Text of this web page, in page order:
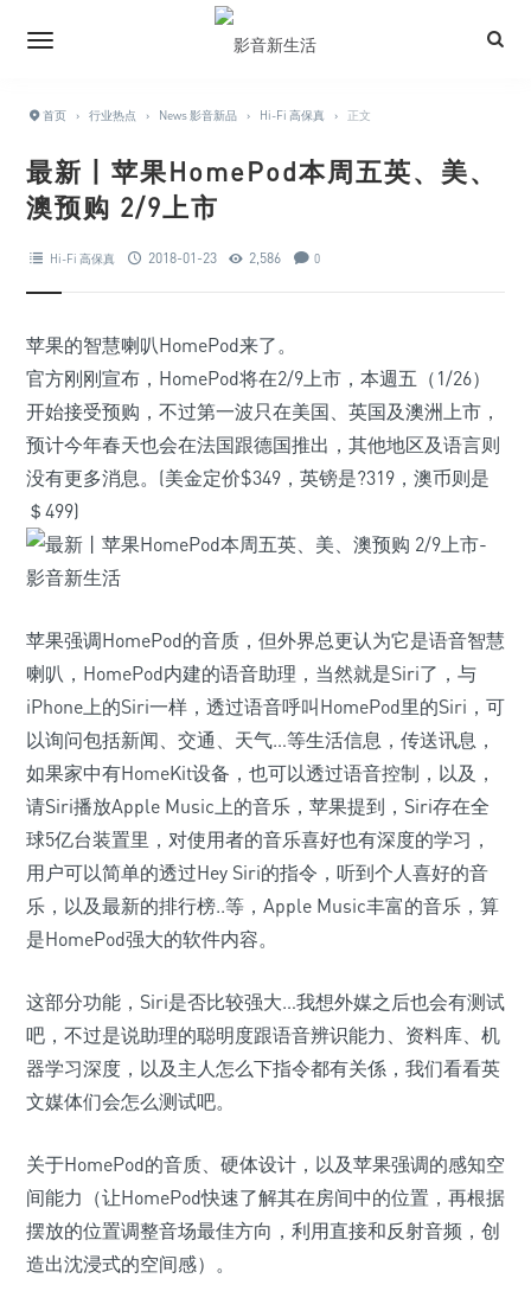
首页 › 行业热点 › News 影音新品 › Hi-Fi 高保真 › 正文
最新丨苹果HomePod本周五英、美、
澳预购 2/9上市
Hi-Fi 高保真 2018-01-23 2,586 0
苹果的智慧喇叭HomePod来了。
官方刚刚宣布，HomePod将在2/9上市，本週五（1/26）
开始接受预购，不过第一波只在美国、英国及澳洲上市，
预计今年春天也会在法国跟德国推出，其他地区及语言则
没有更多消息。(美金定价$349，英镑是?319，澳币则是
＄499)
苹果强调HomePod的音质，但外界总更认为它是语音智慧
喇叭，HomePod内建的语音助理，当然就是Siri了，与
iPhone上的Siri一样，透过语音呼叫HomePod里的Siri，可
以询问包括新闻、交通、天气…等生活信息，传送讯息，
如果家中有HomeKit设备，也可以透过语音控制，以及，
请Siri播放Apple Music上的音乐，苹果提到，Siri存在全
球5亿台装置里，对使用者的音乐喜好也有深度的学习，
用户可以简单的透过Hey Siri的指令，听到个人喜好的音
乐，以及最新的排行榜..等，Apple Music丰富的音乐，算
是HomePod强大的软件内容。
这部分功能，Siri是否比较强大…我想外媒之后也会有测试
吧，不过是说助理的聪明度跟语音辨识能力、资料库、机
器学习深度，以及主人怎么下指令都有关係，我们看看英
文媒体们会怎么测试吧。
关于HomePod的音质、硬体设计，以及苹果强调的感知空
间能力（让HomePod快速了解其在房间中的位置，再根据
摆放的位置调整音场最佳方向，利用直接和反射音频，创
造出沈浸式的空间感）。